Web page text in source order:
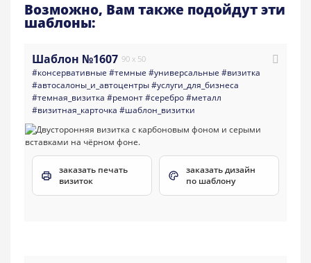
Возможно, Вам также подойдут эти
шаблоны:
Шаблон №1607 90 x 50
#консервативные #темные #универсальные #визитка
#aвтосалоны_и_автоцентры#услуги_для_бизнеса
#темная_визитка #ремонт#серебро#металл
#визитная_карточка #шаблон_визитки
заказать печать
визиток
заказать дизайн
по шаблону